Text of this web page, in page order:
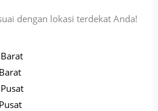
dengan lokasi terdekat Anda!